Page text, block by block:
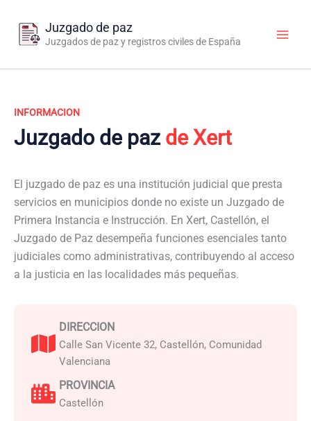
contenido
Juzgado de paz
Juzgados de paz y registros civiles de España
INFORMACION
Juzgado de paz de Xert
El juzgado de paz es una institución judicial que presta
servicios en municipios donde no existe un Juzgado de
Primera Instancia e Instrucción. En Xert, Castellón, el
Juzgado de Paz desempeña funciones esenciales tanto
judiciales como administrativas, contribuyendo al acceso
a la justicia en las localidades más pequeñas.
DIRECCION
Calle San Vicente 32, Castellón, Comunidad
Valenciana
PROVINCIA
Castellón